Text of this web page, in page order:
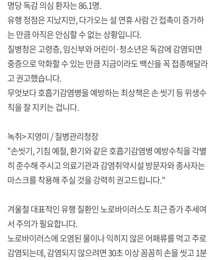
명당 독감 의심 환자는 86.1명.
유행 정점은 지났지만, 다가오는 설 연휴 사람 간 접촉이 증가하
는 만큼 아직은 안심할 수 없는 상황입니다.
질병청은 고령층, 임신부와 어린이·청소년은 독감에 감염되면
중증으로 악화할 수 있는 만큼 지금이라도 백신을 꼭 접종해달라
고 권고했습니다.
무엇보다 호흡기감염병을 예방하는 최상책은 손 씻기 등 위생수
칙을 잘 지키는 겁니다.
녹취> 지영미 / 질병관리청장
"손씻기, 기침 예절, 환기와 같은 호흡기감염병 예방수칙을 각별
히 준수해 주시고 의료기관과 감염취약시설 방문자와 종사자는
마스크를 착용해 주실 것을 강력히 권고드립니다."
겨울철 대표적인 유행 질환인 노로바이러스도 최근 증가 추세여
서 주의가 필요합니다.
노로바이러스에 오염된 물이나 익히지 않은 어패류를 먹고 주로
감염되는데, 감염되지 않으려면 30초 이상 꼼꼼히 손을 씻고 1분